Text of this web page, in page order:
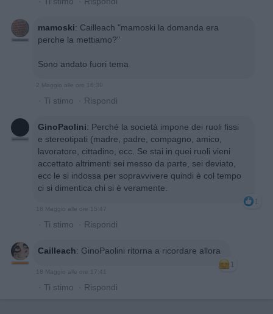
mamoski: Cailleach "mamoski la domanda era
perche la mettiamo?"
Sono andato fuori tema
2 Maggio alle ore 16:39
· Ti stimo · Rispondi
GinoPaolini: Perché la società impone dei ruoli fissi
e stereotipati (madre, padre, compagno, amico,
lavoratore, cittadino, ecc. Se stai in quei ruoli vieni
accettato altrimenti sei messo da parte, sei deviato,
ecc le si indossa per sopravvivere quindi è col tempo
ci si dimentica chi si è veramente.
1
18 Maggio alle ore 15:47
· Ti stimo · Rispondi
Cailleach: GinoPaolini ritorna a ricordare allora
1
18 Maggio alle ore 17:41
· Ti stimo · Rispondi